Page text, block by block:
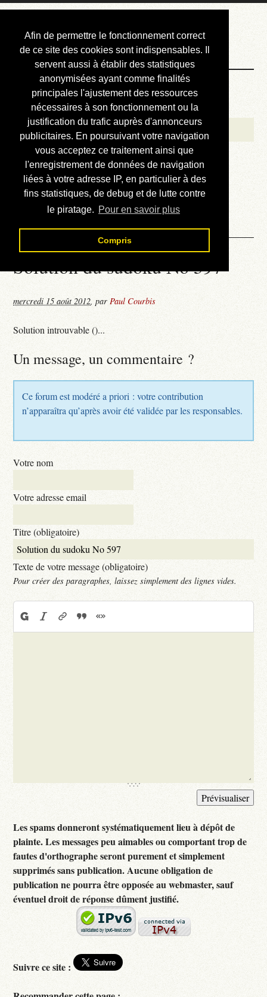
Afin de permettre le fonctionnement correct
de ce site des cookies sont indispensables. Il
servent aussi à établir des statistiques
anonymisées ayant comme finalités
principales l'ajustement des ressources
nécessaires à son fonctionnement ou la
justification du trafic auprès d'annonceurs
publicitaires. En poursuivant votre navigation
vous acceptez ce traitement ainsi que
l'enregistrement de données de navigation
liées à votre adresse IP, en particulier à des
fins statistiques, de debug et de lutte contre
le piratage. Pour en savoir plus
Compris
Courbis, « LE »
Blog Officiel
Bienvenue
Réalisations
Divers (et d’été)
Annonces
Liens externes
Téléchargement
Contact
Solution du sudoku No 597
mercredi 15 août 2012,parPaul Courbis
Solution introuvable ()...
Un message, un commentaire ?
Ce forum est modéré a priori : votre contribution
n’apparaîtra qu’après avoir été validée par les responsables.
Votre nom
Votre adresse email
Titre (obligatoire)
Texte de votre message (obligatoire)
Pour créer des paragraphes, laissez simplement des lignes vides.
Les spams donneront systématiquement lieu à dépôt de
plainte. Les messages peu aimables ou comportant trop de
fautes d'orthographe seront purement et simplement
supprimés sans publication. Aucune obligation de
publication ne pourra être opposée au webmaster, sauf
éventuel droit de réponse dûment justifié.
Suivre ce site :